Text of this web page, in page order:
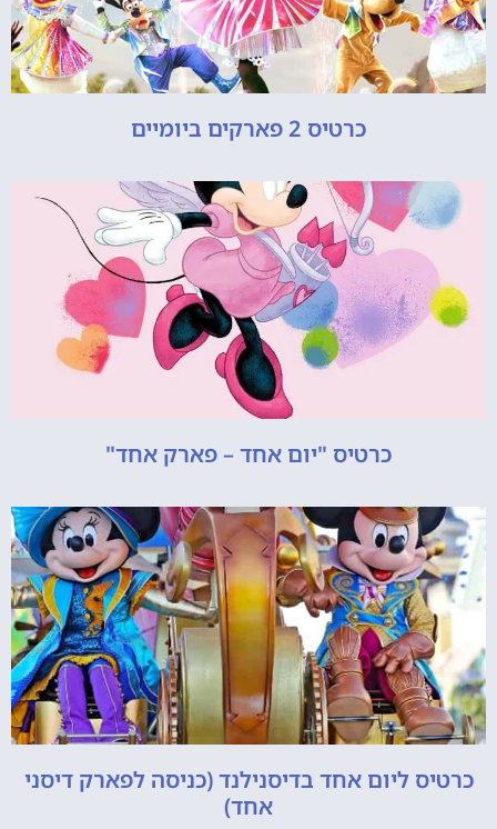
כרטיס 2 פארקים ביומיים
כרטיס "יום אחד – פארק אחד"
כרטיס ליום אחד בדיסנילנד (כניסה לפארק דיסני
אחד)